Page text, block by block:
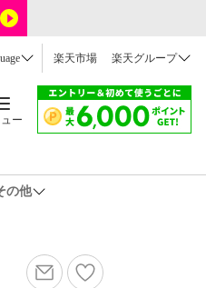
楽天市場 楽天グループ
ー
の他